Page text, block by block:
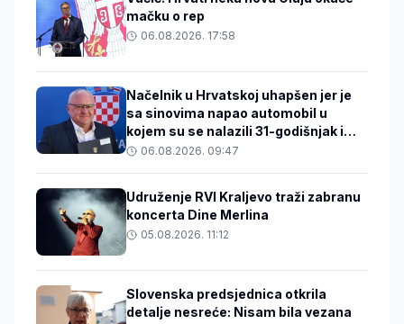
mačku o rep
06.08.2026. 17:58
Načelnik u Hrvatskoj uhapšen jer je
sa sinovima napao automobil u
kojem su se nalazili 31-godišnjak i
beba06.08.2026. 09:47
Udruženje RVI Kraljevo traži zabranu
koncerta Dine Merlina
05.08.2026. 11:12
Slovenska predsjednica otkrila
detalje nesreće: Nisam bila vezana